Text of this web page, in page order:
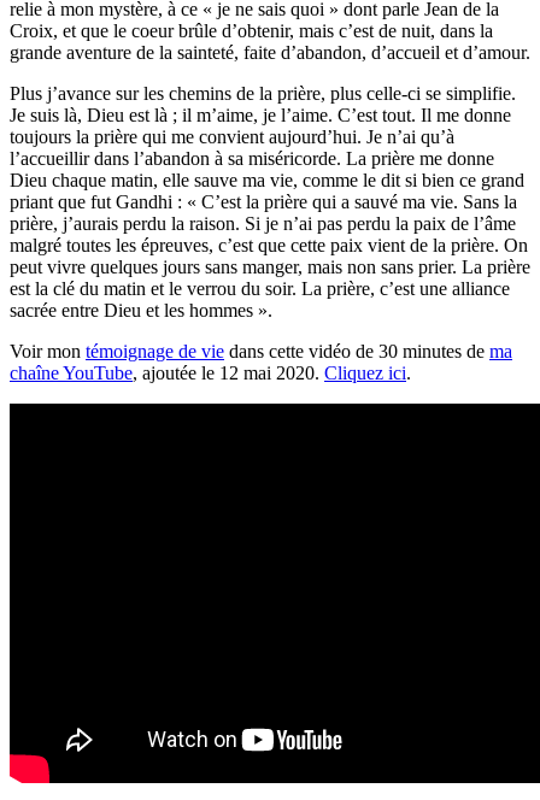
relie à mon mystère, à ce « je ne sais quoi » dont parle Jean de la
Croix, et que le coeur brûle d’obtenir, mais c’est de nuit, dans la
grande aventure de la sainteté, faite d’abandon, d’accueil et d’amour.
Plus j’avance sur les chemins de la prière, plus celle-ci se simplifie.
Je suis là, Dieu est là ; il m’aime, je l’aime. C’est tout. Il me donne
toujours la prière qui me convient aujourd’hui. Je n’ai qu’à
l’accueillir dans l’abandon à sa miséricorde. La prière me donne
Dieu chaque matin, elle sauve ma vie, comme le dit si bien ce grand
priant que fut Gandhi : « C’est la prière qui a sauvé ma vie. Sans la
prière, j’aurais perdu la raison. Si je n’ai pas perdu la paix de l’âme
malgré toutes les épreuves, c’est que cette paix vient de la prière. On
peut vivre quelques jours sans manger, mais non sans prier. La prière
est la clé du matin et le verrou du soir. La prière, c’est une alliance
sacrée entre Dieu et les hommes ».
Voir mon témoignage de vie dans cette vidéo de 30 minutes de ma
chaîne YouTube, ajoutée le 12 mai 2020. Cliquez ici.